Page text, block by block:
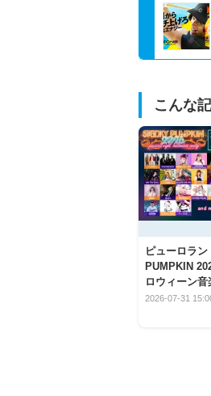
こんな
ピューロラ
PUMPKIN
ロウィーン
定！
2026-07-31